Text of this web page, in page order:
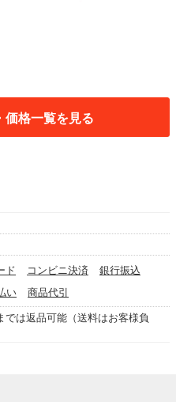
価格一覧を見る
ド コンビニ決済
銀行振込
い 商品代引
では返品可能（送料はお客様負